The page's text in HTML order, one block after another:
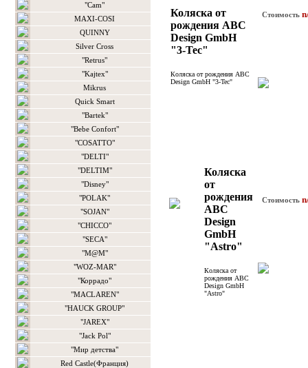
"Сam"
MAXI-COSI
QUINNY
Silver Cross
"Retrus"
"Kajtex"
Mikrus
Quick Smart
"Bartek"
"Bebe Confort"
"COSATTO"
"DELTI"
"DELTIM"
"Disney"
"POLAK"
"SOJAN"
"CHICCO"
"SECA"
"M@M"
"WOZ-MAR"
"Коррадо"
"MACLAREN"
"HAUCK GROUP"
"JAREX"
"Jack Pol"
"Мир детства"
Red Castle(Франция)
Коляска от
рождения ABC
Design GmbH
"3-Tec"
Коляска от рождения ABC
Design GmbH "3-Tec"
Стоимость
Коляска
от
рождения
ABC
Design
GmbH
"Astro"
Коляска от
рождения ABC
Design GmbH
"Astro"
Стоимость